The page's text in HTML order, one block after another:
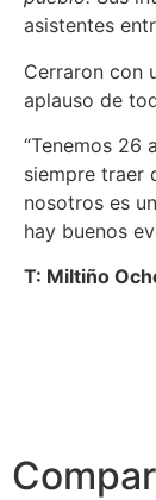
asistentes
Cerraron con
aplauso de
“Tenemos 26
siempre traer
nosotros es
hay buenos
T: Miltiño